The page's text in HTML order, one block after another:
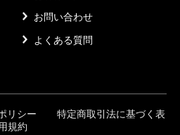
お問い合わせ
よくある質問
リシー
特定商取引法に基づく表
規約